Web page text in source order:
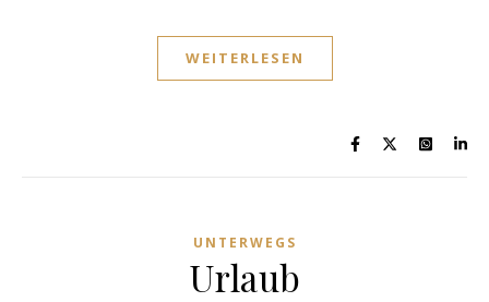
WEITERLESEN
UNTERWEGS
Urlaub